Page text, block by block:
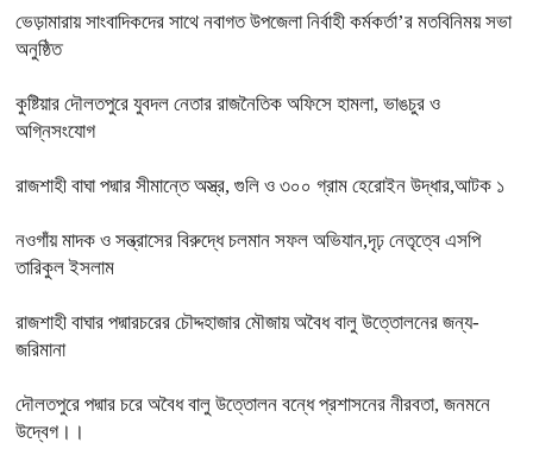
ভেড়ামারায় সাংবাদিকদের সাথে নবাগত উপজেলা নির্বাহী কর্মকর্তা’র মতবিনিময় সভা
অনুষ্ঠিত
কুষ্টিয়ার দৌলতপুরে যুবদল নেতার রাজনৈতিক অফিসে হামলা, ভাঙচুর ও
অগ্নিসংযোগ
রাজশাহী বাঘা পদ্মার সীমান্তে অস্ত্র, গুলি ও ৩০০ গ্রাম হেরোইন উদ্ধার,আটক ১
নওগাঁয় মাদক ও সন্ত্রাসের বিরুদ্ধে চলমান সফল অভিযান,দৃঢ় নেতৃত্বে এসপি
তারিকুল ইসলাম
রাজশাহী বাঘার পদ্মারচরের চৌদ্দহাজার মৌজায় অবৈধ বালু উত্তোলনের জন্য-
জরিমানা
দৌলতপুরে পদ্মার চরে অবৈধ বালু উত্তোলন বন্ধে প্রশাসনের নীরবতা, জনমনে
উদ্বেগ।।